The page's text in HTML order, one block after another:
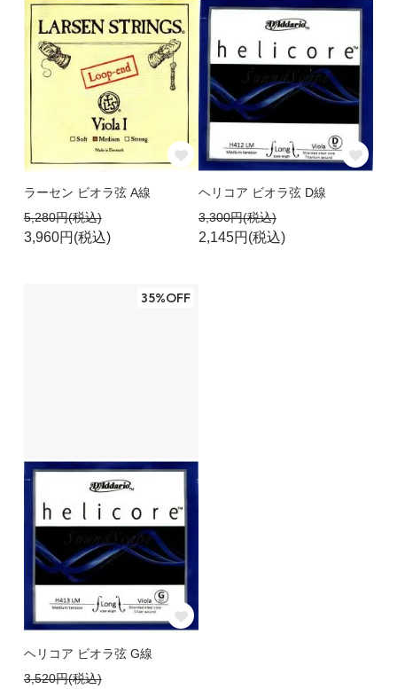
ラーセン ビオラ弦 A線
5,280円(税込)
3,960円(税込)
ヘリコア ビオラ弦 D線
3,300円(税込)
2,145円(税込)
35%OFF
ヘリコア ビオラ弦 G線
3,520円(税込)